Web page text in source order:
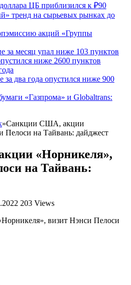
ЦБ приблизился к ₽90
тренд на сырьевых рынках до
акций «Группы
месяц упал ниже 103 пунктов
ниже 2600 пунктов
два года опустился ниже 900
«Газпрома» и Globaltrans:
»Санкции США, акции
Пелоси на Тайвань: дайджест
«Норникеля»,
на Тайвань:
203 Views